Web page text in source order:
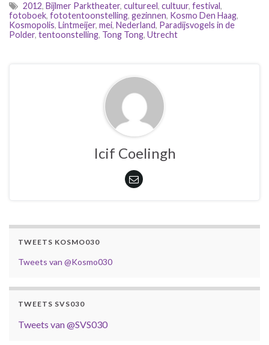
2012, Bijlmer Parktheater, cultureel, cultuur, festival,
fotoboek, fototentoonstelling, gezinnen, Kosmo Den Haag,
Kosmopolis, Lintmeijer, mei, Nederland, Paradijsvogels in de
Polder, tentoonstelling, Tong Tong, Utrecht
Icif Coelingh
TWEETS KOSMO030
Tweets van @Kosmo030
TWEETS SVS030
Tweets van @SVS030